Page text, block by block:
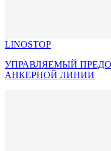
LINOSTOP
УПРАВЛЯЕМЫЙ
АНКЕРНОЙ ЛИНИИ